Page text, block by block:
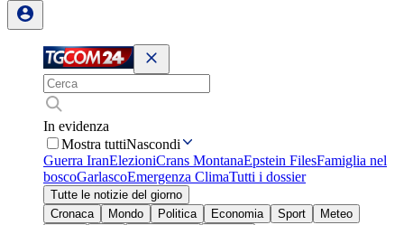
In evidenza
Mostra tuttiNascondi
Guerra IranElezioniCrans MontanaEpstein FilesFamiglia nel
boscoGarlascoEmergenza ClimaTutti i dossier
Tutte le notizie del giorno
Cronaca
Mondo Politica Economia Sport
Meteo